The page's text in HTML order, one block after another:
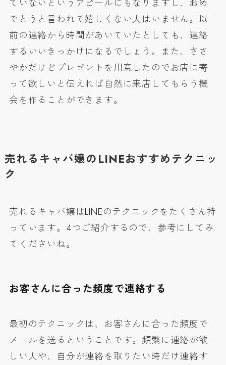
ていないというアピールにもなりますし、おめ
でとうと言われて嬉しくない人はいません。以
前の連絡から時間があいていたとしても、連絡
するいいきっかけになるでしょう。また、ささ
やかだけどプレゼントを用意したのでお店に寄
って欲しいと伝えれば自然に来店してもらう機
会を作ることができます。
売れるキャバ嬢のLINEおすすめテクニッ
ク
売れるキャバ嬢はLINEのテクニックをたくさん持
っています。4つご紹介するので、参考にしてみ
てくださいね。
お客さんに合った頻度で連絡する
最初のテクニックは、お客さんに合った頻度で
メールを送るということです。頻繁に連絡が欲
しい人や、自分が連絡を取りたい時だけ連絡す